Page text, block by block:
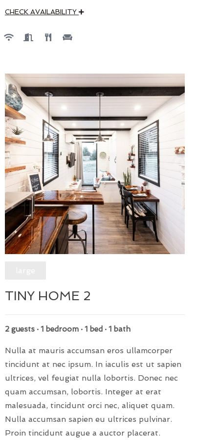
CHECK AVAILABILITY
TINY HOME 2
2 guests · 1 bedroom · 1 bed · 1 bath
Nulla at mauris accumsan eros ullamcorper
tincidunt at nec ipsum. In iaculis est ut sapien
ultrices, vel feugiat nulla lobortis. Donec nec
quam accumsan, lobortis. Integer at erat
malesuada, tincidunt orci nec, aliquet quam.
Nulla accumsan sapien eu ultrices pulvinar.
Proin tincidunt augue a auctor placerat.